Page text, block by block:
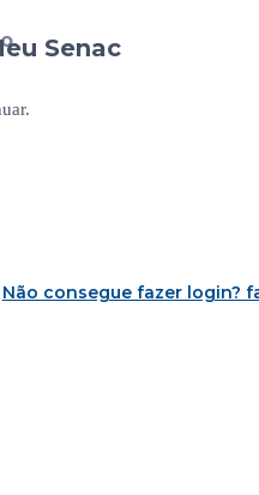
Senac
Não consegue fazer login?